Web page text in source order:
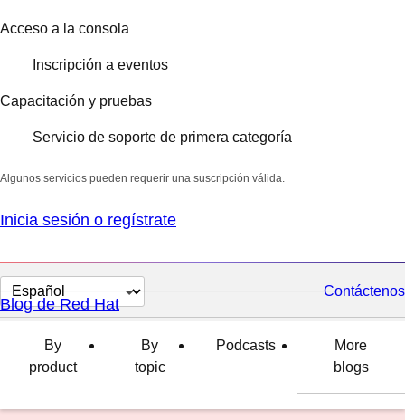
Acceso a la consola
Inscripción a eventos
Capacitación y pruebas
Servicio de soporte de primera categoría
Algunos servicios pueden requerir una suscripción válida.
Inicia sesión o regístrate
Cambiar
el
idioma
Contáctenos
Blog de Red Hat
By
product
By
topic
Podcasts
More
blogs